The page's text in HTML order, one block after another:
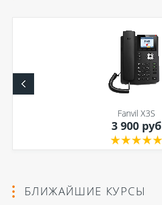
Fanvil X3S
3 900 руб
БЛИЖАЙШИЕ КУРСЫ